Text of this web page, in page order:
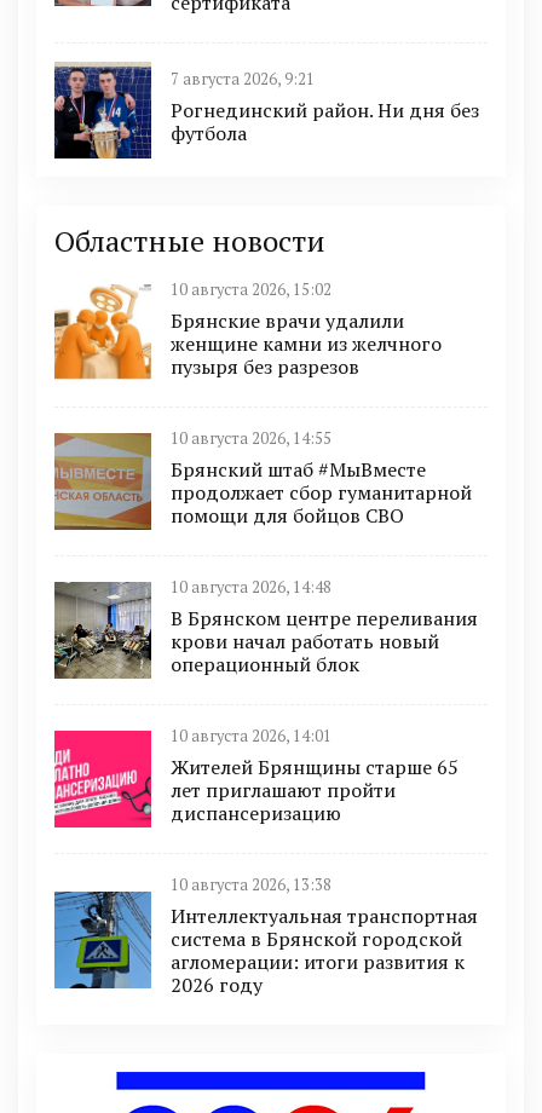
7 августа 2026, 9:21
Рогнединский район. Ни дня без
футбола
Областные новости
10 августа 2026, 15:02
Брянские врачи удалили
женщине камни из желчного
пузыря без разрезов
10 августа 2026, 14:55
Брянский штаб #МыВместе
продолжает сбор гуманитарной
помощи для бойцов СВО
10 августа 2026, 14:48
В Брянском центре переливания
крови начал работать новый
операционный блок
10 августа 2026, 14:01
Жителей Брянщины старше 65
лет приглашают пройти
диспансеризацию
10 августа 2026, 13:38
Интеллектуальная транспортная
система в Брянской городской
агломерации: итоги развития к
2026 году